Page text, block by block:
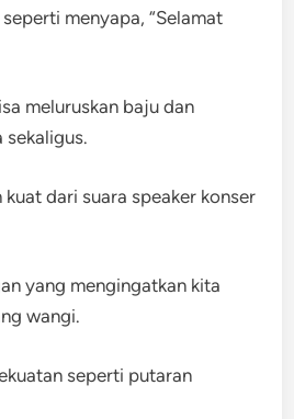
menyapa, “Selamat
meluruskan baju dan
sekaligus.
dari suara speaker konser
yang mengingatkan kita
wangi.
seperti putaran